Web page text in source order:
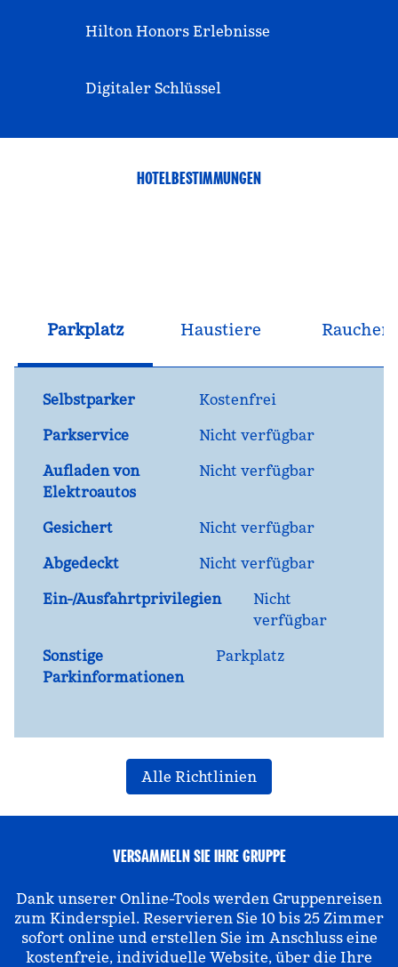
Hilton Honors Erlebnisse
Digitaler Schlüssel
HOTELBESTIMMUNGEN
Parkplatz Haustiere Raucher
Selbstparker
Kostenfrei
Parkservice
Nicht verfügbar
Aufladen von
Elektroautos
Nicht verfügbar
Gesichert
Nicht verfügbar
Abgedeckt
Nicht verfügbar
Ein-/Ausfahrtprivilegien
Nicht
verfügbar
Sonstige
Parkinformationen
Parkplatz
Alle Richtlinien
VERSAMMELN SIE IHRE GRUPPE
Dank unserer Online-Tools werden Gruppenreisen
zum Kinderspiel. Reservieren Sie 10 bis 25 Zimmer
sofort online und erstellen Sie im Anschluss eine
kostenfreie, individuelle Website, über die Ihre